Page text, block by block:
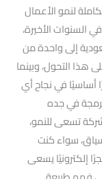
لنمو الأعمال
في السنوات الأخيرة،
إلى واحدة من
هذا التحول، وبينما
أساسيًا في نجاح أي
في جده
تسعى للنمو،
سواء كنت
إلكترونيًا يسعى